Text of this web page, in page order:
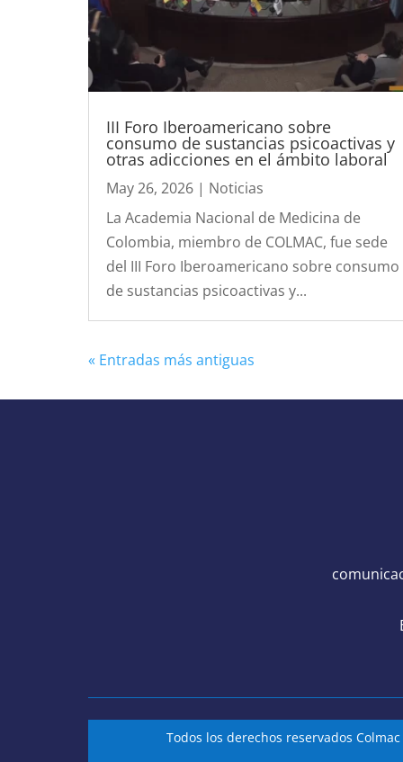
III Foro Iberoamericano sobre
consumo de sustancias psicoactivas y
otras adicciones en el ámbito laboral
May 26, 2026 | Noticias
La Academia Nacional de Medicina de
Colombia, miembro de COLMAC, fue sede
del III Foro Iberoamericano sobre consumo
de sustancias psicoactivas y...
« Entradas más antiguas
Todos los derechos reservados